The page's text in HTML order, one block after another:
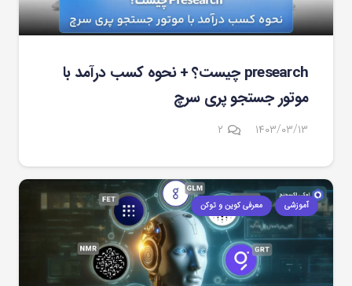
presearch چیست؟ + نحوه کسب درآمد با
موتور جستجو پری سرچ
۱۴۰۳/۰۳/۱۳ ۲دیدگاه
آموزشی معرفی کوین و توکن